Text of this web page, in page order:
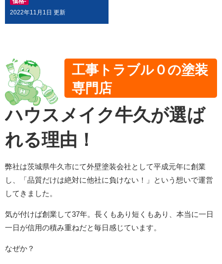
き大変助かりました。急な連絡等対応して頂
2022年11月1日 更新
工事トラブル０の塗装
専門店
ハウスメイク牛久が選ば
れる理由！
弊社は茨城県牛久市にて外壁塗装会社として平成元年に創業
し、「品質だけは絶対に他社に負けない！」という想いで運営
してきました。
気が付けば創業して37年。長くもあり短くもあり、本当に一日
一日が信用の積み重ねだと毎日感じています。
なぜか？